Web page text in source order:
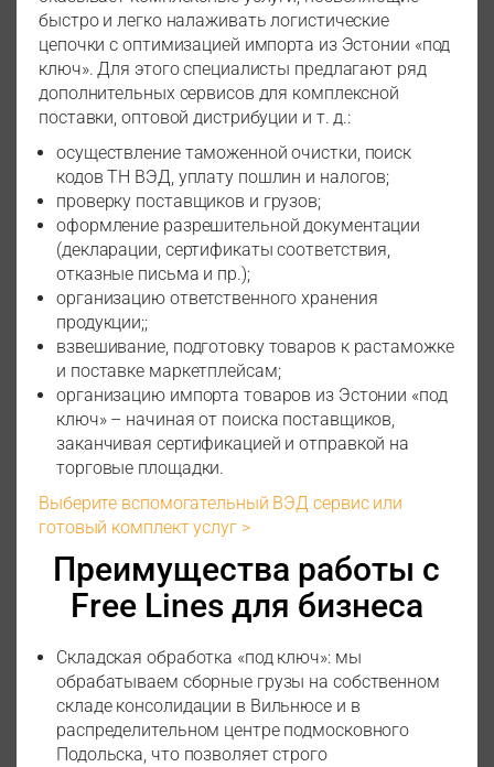
быстро и легко налаживать логистические
цепочки с оптимизацией импорта из Эстонии «под
ключ». Для этого специалисты предлагают ряд
дополнительных сервисов для комплексной
поставки, оптовой дистрибуции и т. д.:
осуществление таможенной очистки, поиск
кодов ТН ВЭД, уплату пошлин и налогов;
проверку поставщиков и грузов;
оформление разрешительной документации
(декларации, сертификаты соответствия,
отказные письма и пр.);
организацию ответственного хранения
продукции;;
взвешивание, подготовку товаров к растаможке
и поставке маркетплейсам;
организацию импорта товаров из Эстонии «под
ключ» – начиная от поиска поставщиков,
заканчивая сертификацией и отправкой на
торговые площадки.
Выберите вспомогательный ВЭД сервис или
готовый комплект услуг >
Преимущества работы с
Free Lines для бизнеса
Складская обработка «под ключ»: мы
обрабатываем сборные грузы на собственном
складе консолидации в Вильнюсе и в
распределительном центре подмосковного
Подольска, что позволяет строго